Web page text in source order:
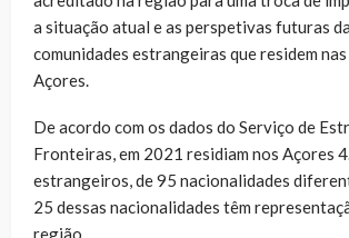
a situação atual e as perspetivas futuras
comunidades estrangeiras que residem
Açores.
De acordo com os dados do Serviço de
Fronteiras, em 2021 residiam nos Açores
estrangeiros, de 95 nacionalidades
25 dessas nacionalidades têm
região.